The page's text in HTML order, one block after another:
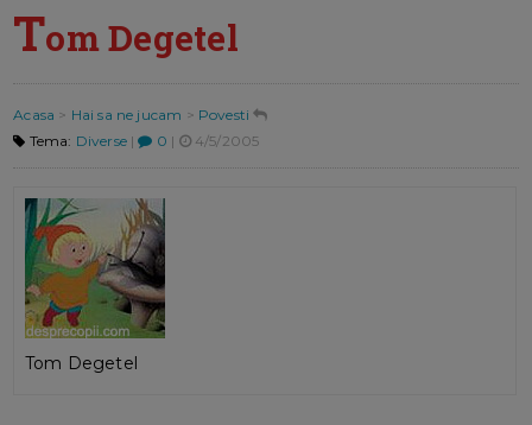
Tom Degetel
Acasa > Hai sa ne jucam > Povesti
Tema: Diverse| 0 | 4/5/2005
Tom Degetel